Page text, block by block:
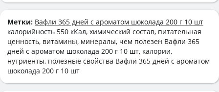
Метки: Вафли 365 дней с ароматом шоколада 200 г 10 шт
калорийность 550 кКал, химический состав, питательная
ценность, витамины, минералы, чем полезен Вафли 365
дней с ароматом шоколада 200 г 10 шт, калории,
нутриенты, полезные свойства Вафли 365 дней с ароматом
шоколада 200 г 10 шт